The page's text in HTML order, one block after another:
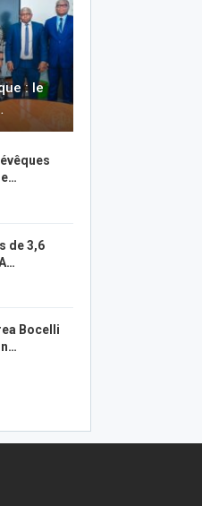
: le
de 3,6
Bocelli